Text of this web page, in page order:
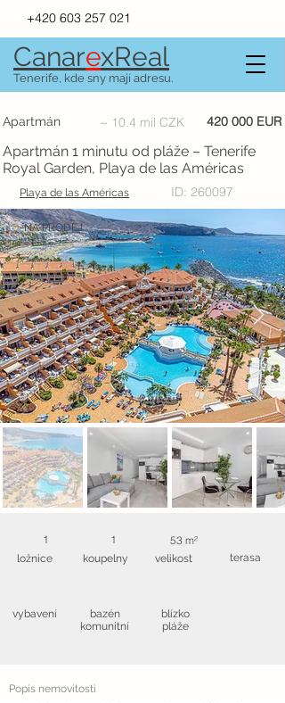
+420 603 257 021
CanarexReal
Tenerife, kde sny mají adresu.
Apartmán ~ 10.4 mil CZK 420 000 EUR
Apartmán 1 minutu od pláže – Tenerife
Royal Garden, Playa de las Américas
Playa de las Américas ID: 260097
NA PRODEJ
1
ložnice
1
koupelny
53 m²
velikost
vybavení
bazén
komunitní
blízko
pláže
terasa
Popis nemovitosti